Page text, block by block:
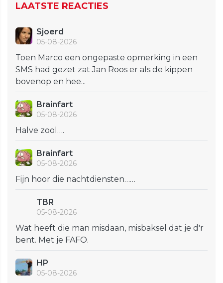
LAATSTE REACTIES
Sjoerd
05-08-2026
Toen Marco een ongepaste opmerking in een
SMS had gezet zat Jan Roos er als de kippen
bovenop en hee...
Brainfart
05-08-2026
Halve zool….
Brainfart
05-08-2026
Fijn hoor die nachtdiensten……
TBR
05-08-2026
Wat heeft die man misdaan, misbaksel dat je d'r
bent. Met je FAFO.
HP
05-08-2026